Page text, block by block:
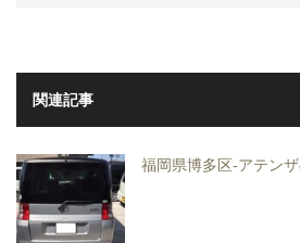
関連記事
福岡県博多区-アテン